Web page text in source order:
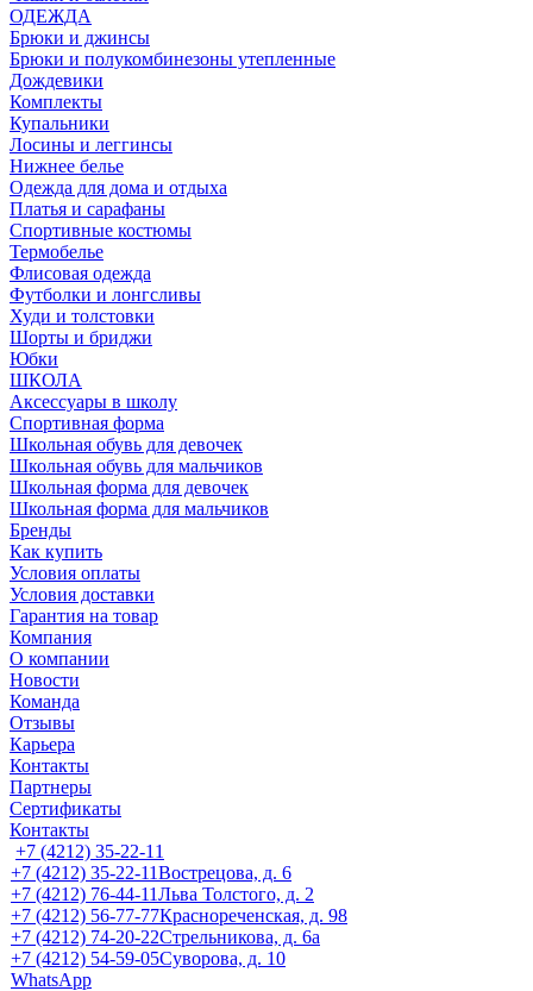
ОДЕЖДА
Брюки и джинсы
Брюки и полукомбинезоны утепленные
Дождевики
Комплекты
Купальники
Лосины и леггинсы
Нижнее белье
Одежда для дома и отдыха
Платья и сарафаны
Спортивные костюмы
Термобелье
Флисовая одежда
Футболки и лонгсливы
Худи и толстовки
Шорты и бриджи
Юбки
ШКОЛА
Аксессуары в школу
Спортивная форма
Школьная обувь для девочек
Школьная обувь для мальчиков
Школьная форма для девочек
Школьная форма для мальчиков
Бренды
Как купить
Условия оплаты
Условия доставки
Гарантия на товар
Компания
О компании
Новости
Команда
Отзывы
Карьера
Контакты
Партнеры
Сертификаты
Контакты
+7 (4212) 35-22-11
+7 (4212) 35-22-11Вострецова, д. 6
+7 (4212) 76-44-11Льва Толстого, д. 2
+7 (4212) 56-77-77Краснореченская, д. 98
+7 (4212) 74-20-22Стрельникова, д. 6а
+7 (4212) 54-59-05Суворова, д. 10
WhatsApp